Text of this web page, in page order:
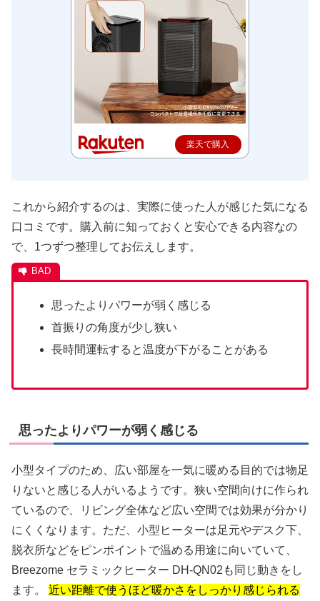
楽天で購入
これから紹介するのは、実際に使った人が感じた気になる
口コミです。購入前に知っておくと安心できる内容なの
で、1つずつ整理してお伝えします。
思ったよりパワーが弱く感じる
首振りの角度が少し狭い
長時間運転すると温度が下がることがある
思ったよりパワーが弱く感じる
小型タイプのため、広い部屋を一気に暖める目的では物足
りないと感じる人がいるようです。狭い空間向けに作られ
ているので、リビング全体など広い空間では効果が分かり
にくくなります。ただ、小型ヒーターは足元やデスク下、
脱衣所などをピンポイントで温める用途に向いていて、
Breezome セラミックヒーター DH-QN02も同じ動きをし
ます。 近い距離で使うほど暖かさをしっかり感じられる